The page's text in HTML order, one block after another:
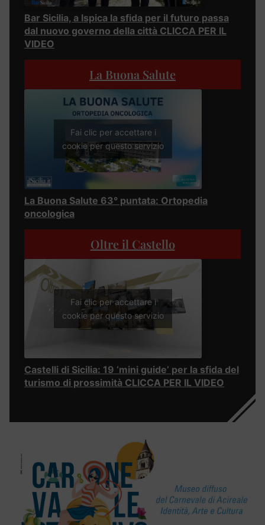
Bar Sicilia, a Ispica la sfida per il futuro passa
dal nuovo governo della città CLICCA PER IL
VIDEO
La Buona Salute
Fai clic per accettare i
cookie per questo servizio
La Buona Salute 63° puntata: Ortopedia
oncologica
Oltre il Castello
Fai clic per accettare i
cookie per questo servizio
Castelli di Sicilia: 19 ‘mini guide’ per la sfida del
turismo di prossimità CLICCA PER IL VIDEO